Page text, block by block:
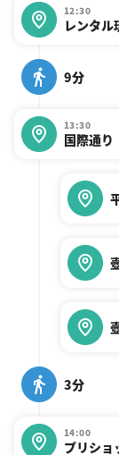
12:30
レンタ
9分
13:30
国際通り
3分
14:00
プリシ